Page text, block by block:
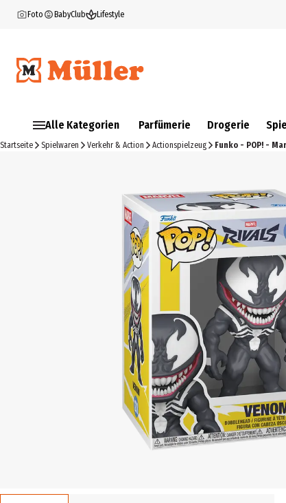
Foto BabyClub Lifestyle
Alle Kategorien Parfümerie Drogerie
Startseite Spielwaren Verkehr & Action Actionspielzeug Funko - POP! -